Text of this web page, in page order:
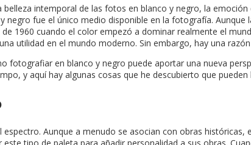
intemporal de las fotos en blanco y negro, la
fue el único medio disponible en la fotografía.
1960 cuando el color empezó a dominar realmente el
utilidad en el mundo moderno. Sin embargo, hay una
en blanco y negro puede aportar una nueva
y aquí hay algunas cosas que he descubierto que
Aunque a menudo se asocian con obras